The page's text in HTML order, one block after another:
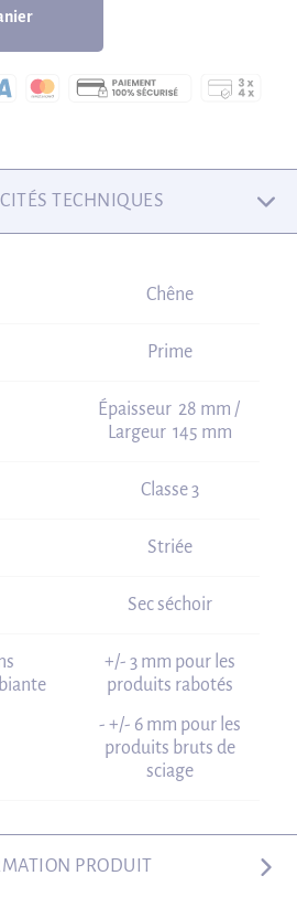
TECHNIQUES
Chêne
Prime
Épaisseur 28 mm /
Largeur 145 mm
Classe 3
Striée
Sec séchoir
+/- 3 mm pour les
produits rabotés
- +/- 6 mm pour les
produits bruts de
sciage
PRODUIT